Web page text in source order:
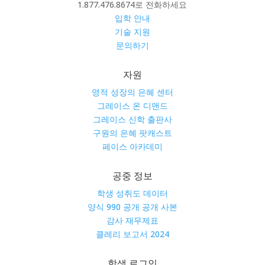
1.877.476.8674로 전화하세요
입학 안내
기술 지원
문의하기
자원
영적 성장의 은혜 센터
그레이스 온 디맨드
그레이스 신학 출판사
구원의 은혜 팟캐스트
페이스 아카데미
공중 정보
학생 성취도 데이터
양식 990 공개 공개 사본
감사 재무제표
클레리 보고서 2024